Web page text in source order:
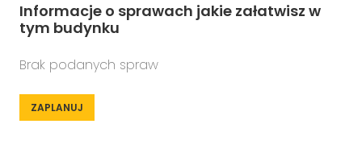
Informacje o sprawach jakie załatwisz w
tym budynku
Brak podanych spraw
ZAPLANUJ